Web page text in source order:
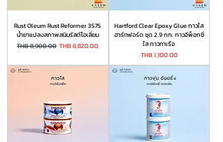
Rust Oleum Rust Reformer 3575
น้ำยาแปลงสภาพสนิมรัสต์โอเลี่ยม
Regular Price
THB 8,900.00 Sale Price
THB 8,820.00
Hartford Clear Epoxy Glue กาวใส
ฮาร์ทฟอร์ด ชุด 2.9 กก. กาวอีพ็อกซี่
ใส กาวทาเรือ
Price
THB 1,100.00